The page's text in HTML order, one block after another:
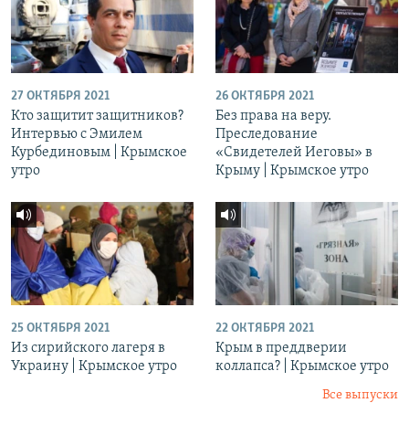
27 ОКТЯБРЯ 2021
Кто защитит защитников?
Интервью с Эмилем
Курбединовым | Крымское
утро
26 ОКТЯБРЯ 2021
Без права на веру.
Преследование
«Свидетелей Иеговы» в
Крыму | Крымское утро
25 ОКТЯБРЯ 2021
Из сирийского лагеря в
Украину | Крымское утро
22 ОКТЯБРЯ 2021
Крым в преддверии
коллапса? | Крымское утро
Все выпуски